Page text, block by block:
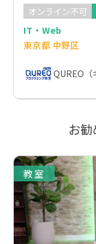
オンライン不可
IT・Web
東京都 中野区
QUREO（
お
教室